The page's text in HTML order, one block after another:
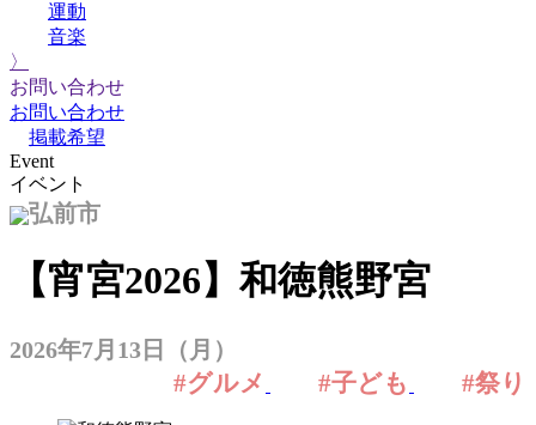
運動
音楽
〉
お問い合わせ
お問い合わせ
掲載希望
Event
イベント
弘前市
【宵宮2026】和徳熊野宮
2026年7月13日（月）
#グルメ #子ども #祭り